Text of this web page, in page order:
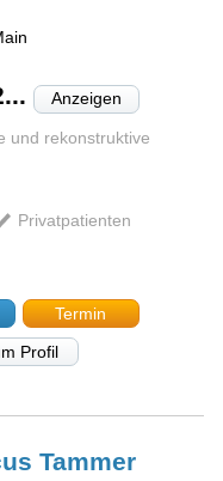
Anzeigen
und rekonstruktive
Privatpatienten
Termin
Profil
Tammer